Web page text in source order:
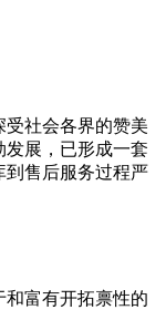
社会各界的赞美
展，已形成一套
到售后服务过程严
富有开拓禀性的